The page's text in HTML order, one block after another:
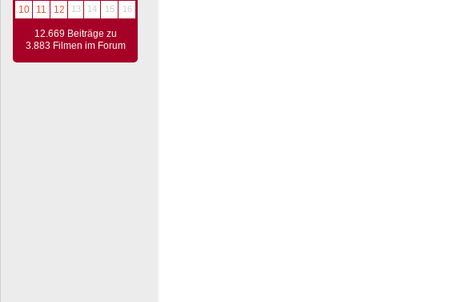
10
11 12 13 14 15 16
12.669 Beiträge zu
3.883 Filmen im Forum